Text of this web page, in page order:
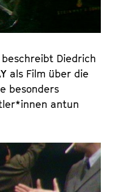
Diedrich
als Film über die
besonders
antun